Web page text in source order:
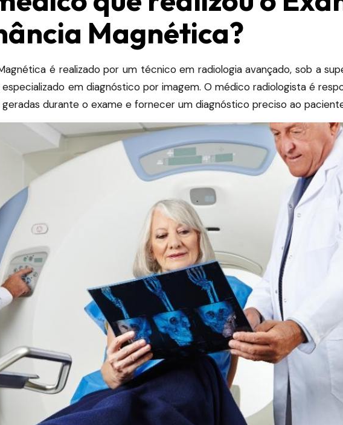
Magnética?
é realizado por um técnico em radiologia avançado, sob a
em diagnóstico por imagem. O médico radiologista é
durante o exame e fornecer um diagnóstico preciso ao